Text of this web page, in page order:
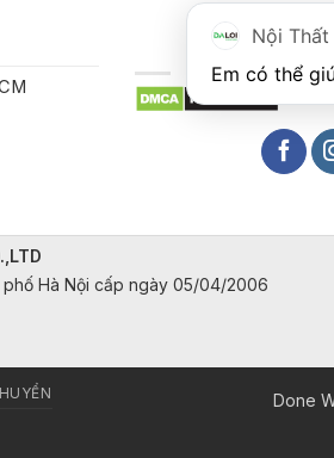
phố Hà Nội cấp ngày 05/04/2006
Done
Nội Thất